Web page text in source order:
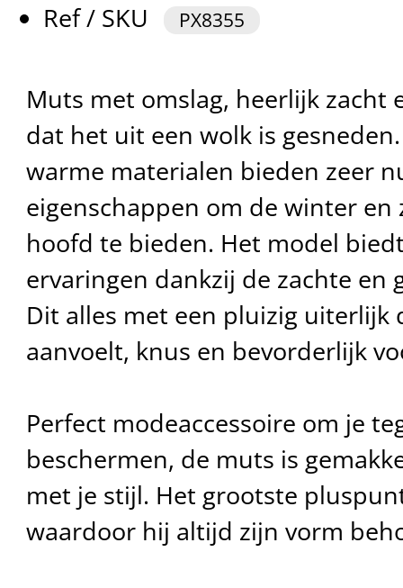
Ref / SKU
PX8355
Muts met omslag, heerlijk zacht
dat het uit een wolk is
warme materialen bieden zeer
eigenschappen om de winter
hoofd te bieden. Het model
ervaringen dankzij de zachte en
Dit alles met een pluizig uiterlijk
aanvoelt, knus en bevorderlijk
Perfect modeaccessoire om je
beschermen, de muts is
met je stijl. Het grootste
waardoor hij altijd zijn vorm